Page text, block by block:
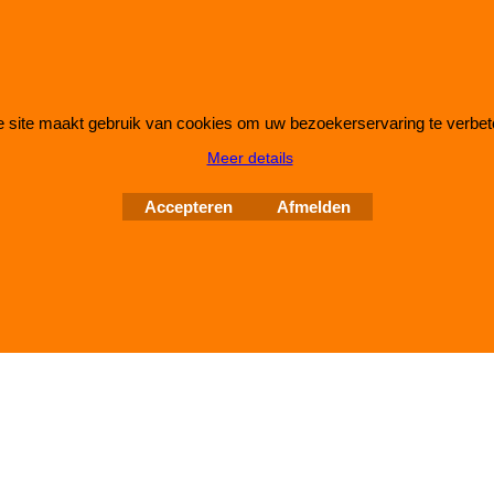
software.
site maakt gebruik van cookies om uw bezoekerservaring te
Meer details
Accepteren Afmelden